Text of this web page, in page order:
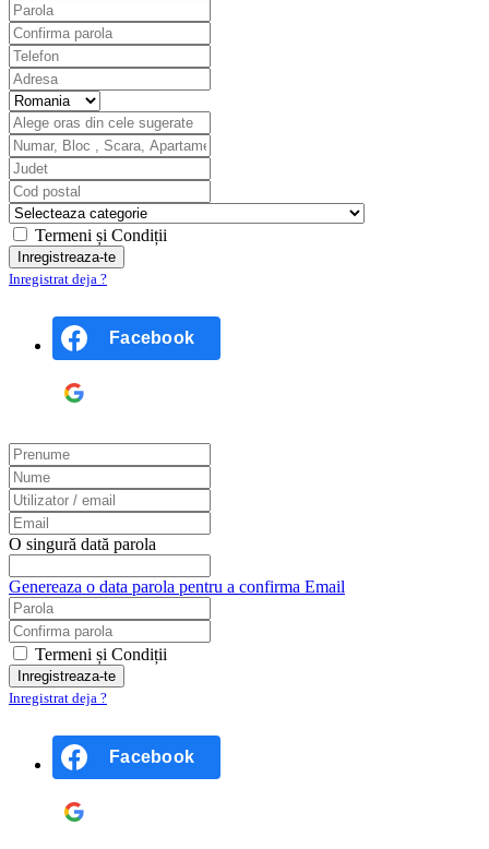
Termeni și Condiții
Inregistrat deja ?
Facebook
O singură dată parola
Genereaza o data parola pentru a confirma Email
Termeni și Condiții
Inregistrat deja ?
Facebook